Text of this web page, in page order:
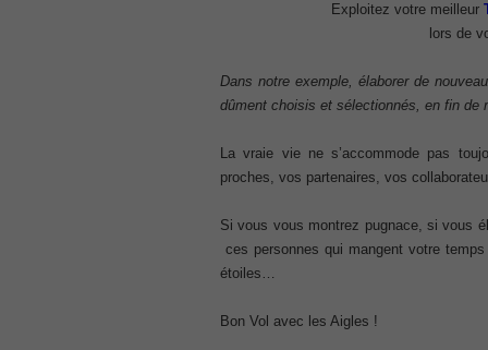
, 300-070 Implementing Cisco IP
, CCNP Security 300-207 PDF,
1Z0-062 Exam
CompTIA Network+ N10-006
, CompTIA CompTIA Network+ Dumps
, Cisco CCDP Questions, 300-115
Microsoft 070-346
, Microsoft Office 365 070-346
Cisco CCDP 300-320
Exploitez votre meilleur
lors de
Dans notre exemple, élaborer de
dûment choisis et sélectionnés, en fin de
La vraie vie ne s’accommode pas
proches, vos partenaires, vos
Si vous vous montrez pugnace, si vous
ces personnes qui mangent votre
étoiles…
Bon Vol avec les Aigles !